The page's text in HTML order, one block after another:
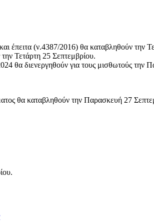
έπειτα (ν.4387/2016) θα καταβληθούν την
Τετάρτη 25 Σεπτεμβρίου.
θα διενεργηθούν για τους μισθωτούς την
θα καταβληθούν την Παρασκευή 27